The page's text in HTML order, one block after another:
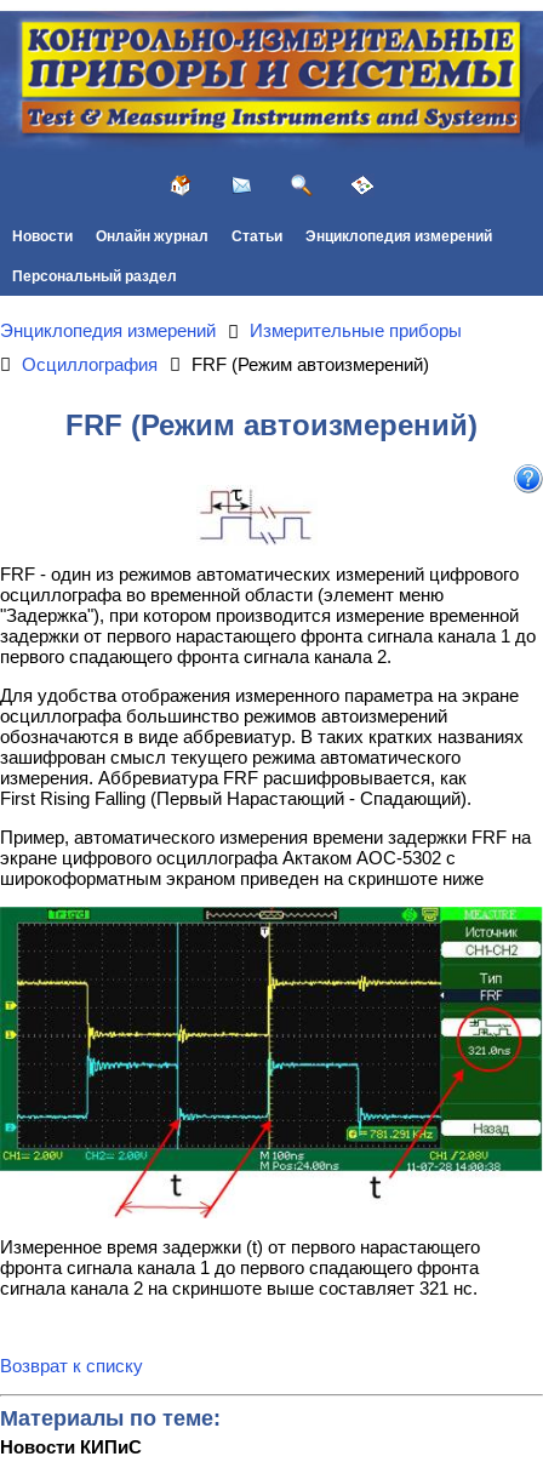
Новости Онлайн журнал Статьи Энциклопедия измерений
Персональный раздел
Энциклопедия измерений
Измерительные приборы
Осциллография
FRF (Режим автоизмерений)
FRF (Режим автоизмерений)
FRF - один из режимов автоматических измерений цифрового
осциллографа во временной области (элемент меню
"Задержка"), при котором производится измерение временной
задержки от первого нарастающего фронта сигнала канала 1 до
первого спадающего фронта сигнала канала 2.
Для удобства отображения измеренного параметра на экране
осциллографа большинство режимов автоизмерений
обозначаются в виде аббревиатур. В таких кратких названиях
зашифрован смысл текущего режима автоматического
измерения. Аббревиатура FRF расшифровывается, как
First Rising Falling (Первый Нарастающий - Спадающий).
Пример, автоматического измерения времени задержки FRF на
экране цифрового осциллографа Актаком АОС-5302 с
широкоформатным экраном приведен на скриншоте ниже
Измеренное время задержки (t) от первого нарастающего
фронта сигнала канала 1 до первого спадающего фронта
сигнала канала 2 на скриншоте выше составляет 321 нс.
Возврат к списку
Материалы по теме:
Новости КИПиС